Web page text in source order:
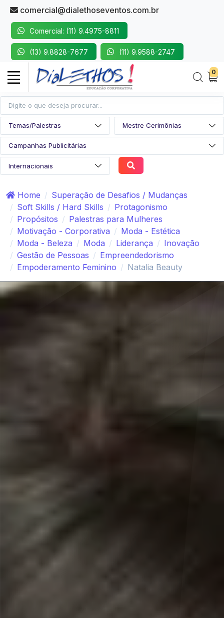
comercial@dialethoseventos.com.br
Comercial: (11) 9.4975-8811
(13) 9.8828-7677 (11) 9.9588-2747
0
Home
Superação de Desafios / Mudanças
Soft Skills / Hard Skills
Protagonismo
Propósitos
Palestras para Mulheres
Motivação - Corporativa
Moda - Estética
Moda - Beleza
Moda Liderança
Inovação
Gestão de Pessoas
Empreendedorismo
Empoderamento Feminino
Natalia Beauty